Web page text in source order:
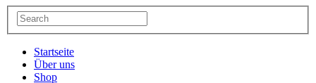
Startseite
Über uns
Shop